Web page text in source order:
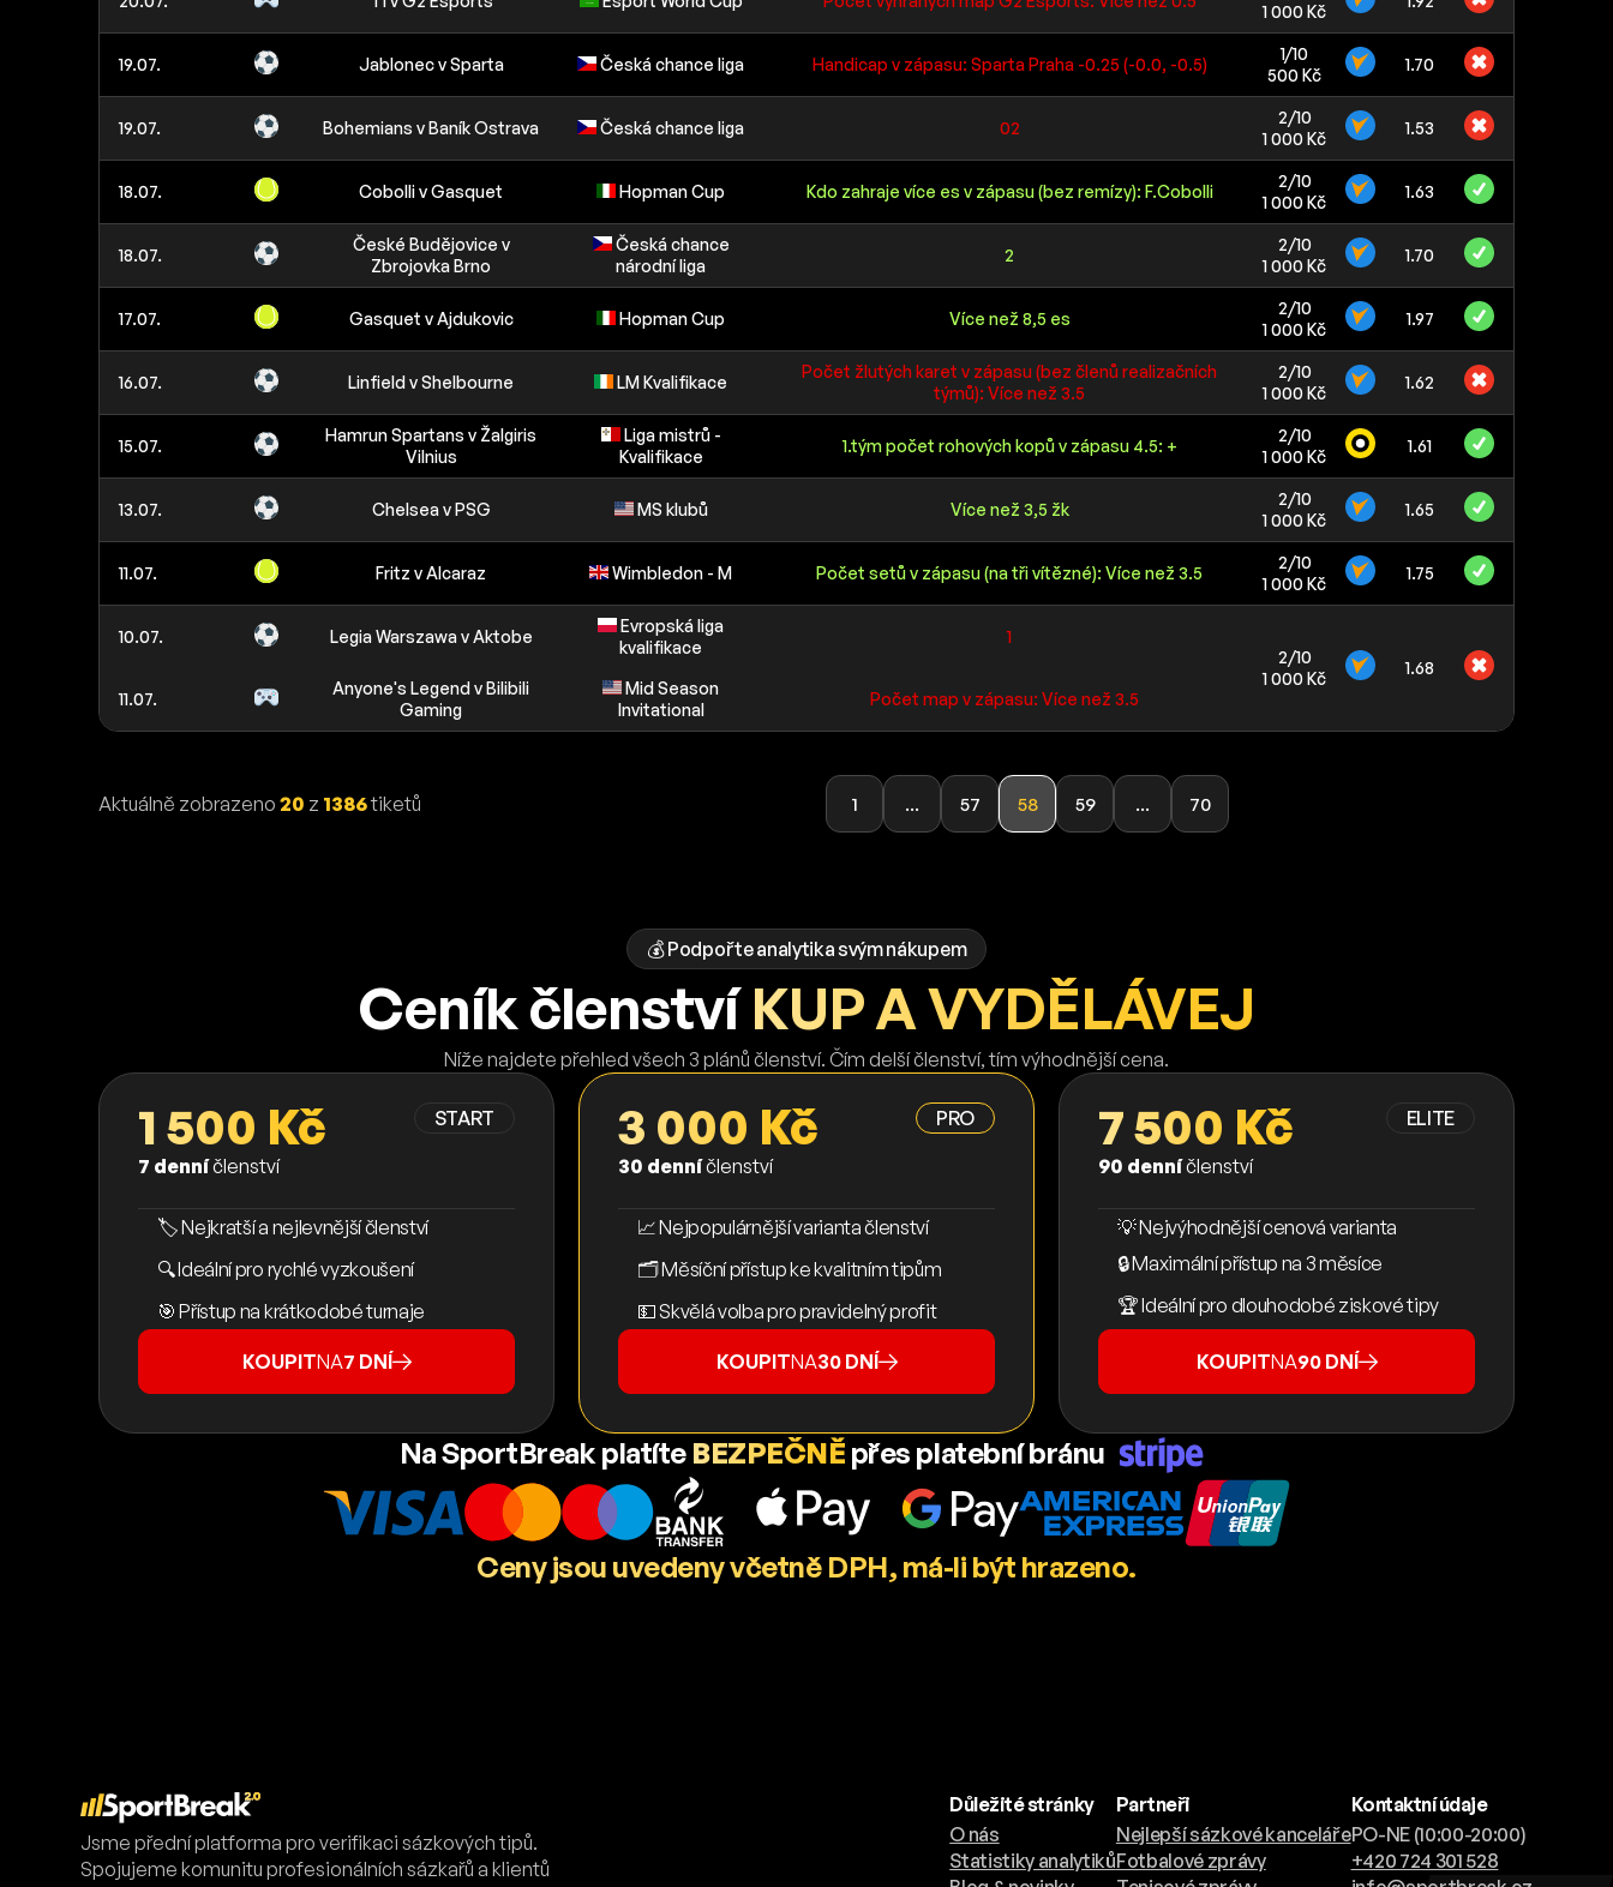
1 000 Kč
19.07. Jablonec v Sparta Česká chance liga Handicap v zápasu: Sparta Praha -0.25 (-0.0, -0.5)
1/10
500 Kč
1.70
19.07. Bohemians v Baník Ostrava Česká chance liga 02
2/10
1 000 Kč
1.53
18.07. Cobolli v Gasquet Hopman Cup Kdo zahraje více es v zápasu (bez remízy): F.Cobolli
2/10
1 000 Kč
1.63
18.07.
České Budějovice v
Zbrojovka Brno
Česká chance
národní liga
2
2/10
1 000 Kč
1.70
17.07. Gasquet v Ajdukovic Hopman Cup Více než 8,5 es
2/10
1 000 Kč
1.97
16.07. Linfield v Shelbourne LM Kvalifikace
Počet žlutých karet v zápasu (bez členů realizačních
týmů): Více než 3.5
2/10
1 000 Kč
1.62
15.07.
Hamrun Spartans v Žalgiris
Vilnius
Liga mistrů -
Kvalifikace
1.tým počet rohových kopů v zápasu 4.5: +
2/10
1 000 Kč
1.61
13.07. Chelsea v PSG MS klubů Více než 3,5 žk
2/10
1 000 Kč
1.65
11.07. Fritz v Alcaraz Wimbledon - M Počet setů v zápasu (na tři vítězné): Více než 3.5
2/10
1 000 Kč
1.75
10.07. Legia Warszawa v Aktobe
Evropská liga
kvalifikace
1
2/10
1 000 Kč
1.68
11.07.
Anyone's Legend v Bilibili
Gaming
Mid Season
Invitational
Počet map v zápasu: Více než 3.5
Aktuálně zobrazeno 20 z 1386tiketů 1 ... 57 58 59 ... 70
💰 Podpořte analytika svým nákupem
Ceník členstvíKUP A VYDĚLÁVEJ
Níže najdete přehled všech 3 plánů členství. Čím delší členství, tím výhodnější cena.
START
1 500 Kč
7 denníčlenství
🏷️ Nejkratší a nejlevnější členství
🔍 Ideální pro rychlé vyzkoušení
🎯 Přístup na krátkodobé turnaje
KOUPITNA7 DNÍ
PRO
3 000 Kč
30 denníčlenství
📈 Nejpopulárnější varianta členství
🗂️ Měsíční přístup ke kvalitním tipům
💵 Skvělá volba pro pravidelný profit
KOUPITNA30 DNÍ
ELITE
7 500 Kč
90 denníčlenství
💡 Nejvýhodnější cenová varianta
🔒 Maximální přístup na 3 měsíce
🏆 Ideální pro dlouhodobé ziskové tipy
KOUPITNA90 DNÍ
Na SportBreak platíte BEZPEČNĚ přes platební bránu
Ceny jsou uvedeny včetně DPH, má-li být hrazeno.
Jsme přední platforma pro verifikaci sázkových tipů.
Spojujeme komunitu profesionálních sázkařů a klientů
Důležité stránky
O nás
Statistiky analytiků
Partneři
Nejlepší sázkové kanceláře
Fotbalové zprávy
Kontaktní údaje
PO-NE (10:00-20:00)
+420 724 301 528